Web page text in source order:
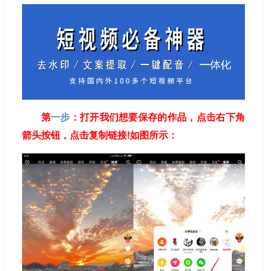
第一步 ：打开我们想要保存的作品，点击右下角
箭头按钮，点击复制链接!如图所示：